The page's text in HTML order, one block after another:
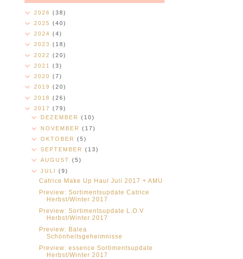
2026 (38)
2025 (40)
2024 (4)
2023 (18)
2022 (20)
2021 (3)
2020 (7)
2019 (20)
2018 (26)
2017 (79)
DEZEMBER(10)
NOVEMBER(17)
OKTOBER(5)
SEPTEMBER(13)
AUGUST(5)
JULI(9)
Catrice Make Up Haul Juli 2017 + AMU
Preview: Sortimentsupdate Catrice
Herbst/Winter 2017
Preview: Sortimentsupdate L.O.V
Herbst/Winter 2017
Preview: Balea
Schönheitsgeheimnisse
Preview: essence Sortimentsupdate
Herbst/Winter 2017